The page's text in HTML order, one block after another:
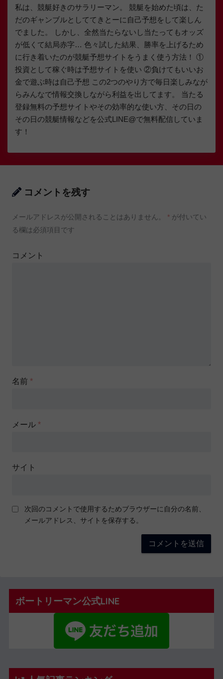
私は、競艇好きのサラリーマン。 競艇を始めた頃は、た
だのギャンブルとしててきとーに自己予想をして楽しん
でました。 しかし、全然当たらないし当たってもオッズ
が低くて結局赤字… 色々試した結果、勝率を上げるため
に行き着いたのが競艇予想サイトをうまく使う方法！ ①
投資として稼ぐ時は予想サイトを使い ②負けてもいいお
金で遊ぶ時は自己予想 この2つのやり方で毎日楽しみなが
らみんなで情報交換しながら利益を出してます。 当たる
登録無料の予想サイトやその効率的な使い方、その日の
その日の競艇情報などを公式LINE@で無料配信していま
す！
コメントを残す
メールアドレスが公開されることはありません。 * が付いてい
る欄は必須項目です
コメント
名前 *
メール *
サイト
次回のコメントで使用するためブラウザーに自分の名前、
メールアドレス、サイトを保存する。
ボートリーマン公式LINE